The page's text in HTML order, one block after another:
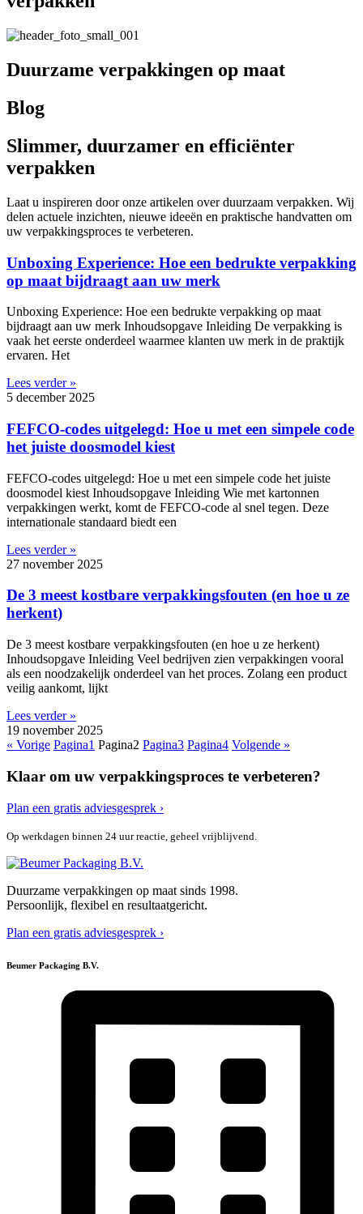
Duurzame verpakkingen op maat
Blog
Slimmer, duurzamer en efficiënter
verpakken
Laat u inspireren door onze artikelen over duurzaam verpakken. Wij
delen actuele inzichten, nieuwe ideeën en praktische handvatten om
uw verpakkingsproces te verbeteren.
Unboxing Experience: Hoe een bedrukte verpakking
op maat bijdraagt aan uw merk
Unboxing Experience: Hoe een bedrukte verpakking op maat
bijdraagt aan uw merk Inhoudsopgave Inleiding De verpakking is
vaak het eerste onderdeel waarmee klanten uw merk in de praktijk
ervaren. Het
Lees verder »
5 december 2025
FEFCO-codes uitgelegd: Hoe u met een simpele code
het juiste doosmodel kiest
FEFCO-codes uitgelegd: Hoe u met een simpele code het juiste
doosmodel kiest Inhoudsopgave Inleiding Wie met kartonnen
verpakkingen werkt, komt de FEFCO-code al snel tegen. Deze
internationale standaard biedt een
Lees verder »
27 november 2025
De 3 meest kostbare verpakkingsfouten (en hoe u ze
herkent)
De 3 meest kostbare verpakkingsfouten (en hoe u ze herkent)
Inhoudsopgave Inleiding Veel bedrijven zien verpakkingen vooral
als een noodzakelijk onderdeel van het proces. Zolang een product
veilig aankomt, lijkt
Lees verder »
19 november 2025
« Vorige Pagina1 Pagina2 Pagina3 Pagina4 Volgende »
Klaar om uw verpakkingsproces te verbeteren?
Plan een gratis adviesgesprek ›
Op werkdagen binnen 24 uur reactie, geheel vrijblijvend.
Duurzame verpakkingen op maat sinds 1998.
Persoonlijk, flexibel en resultaatgericht.
Plan een gratis adviesgesprek ›
Beumer Packaging B.V.